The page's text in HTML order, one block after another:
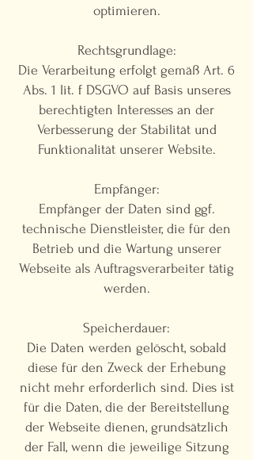
optimieren.
Rechtsgrundlage:
Die Verarbeitung erfolgt gemäß Art. 6
Abs. 1 lit. f DSGVO auf Basis unseres
berechtigten Interesses an der
Verbesserung der Stabilität und
Funktionalität unserer Website.
Empfänger:
Empfänger der Daten sind ggf.
technische Dienstleister, die für den
Betrieb und die Wartung unserer
Webseite als Auftragsverarbeiter tätig
werden.
Speicherdauer:
Die Daten werden gelöscht, sobald
diese für den Zweck der Erhebung
nicht mehr erforderlich sind. Dies ist
für die Daten, die der Bereitstellung
der Webseite dienen, grundsätzlich
der Fall, wenn die jeweilige Sitzung